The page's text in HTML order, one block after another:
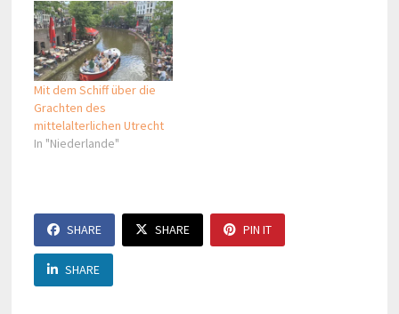
Mit dem Schiff über die
Grachten des
mittelalterlichen Utrecht
In "Niederlande"
SHARE SHARE PIN IT
SHARE